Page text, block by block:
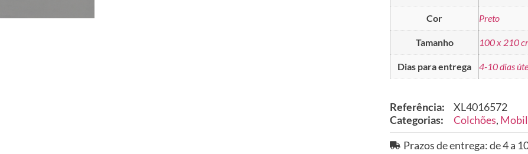
Cor Preto
Tamanho 100 x 210
Dias para entrega 4-10 dias
Referência:
XL4016572
Categorias:
Colchões,
Prazos de entrega: de 4 a